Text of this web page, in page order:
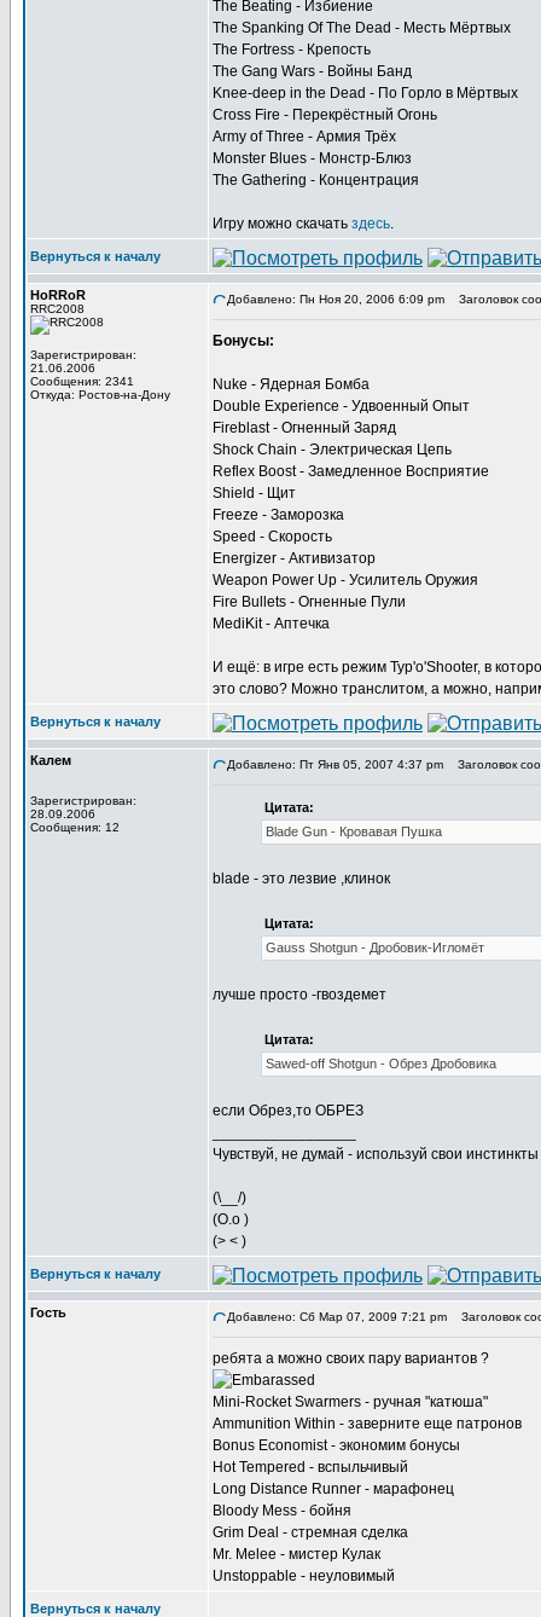
The Beating - Избиение
The Spanking Of The Dead - Месть Мёртвых
The Fortress - Крепость
The Gang Wars - Войны Банд
Knee-deep in the Dead - По Горло в Мёртвых
Cross Fire - Перекрёстный Огонь
Army of Three - Армия Трёх
Monster Blues - Монстр-Блюз
The Gathering - Концентрация
Игру можно скачать здесь.
Вернуться к началу
HoRRoR
RRC2008
Зарегистрирован:
21.06.2006
Сообщения: 2341
Откуда: Ростов-на-Дону
Добавлено: Пн Ноя 20, 2006 6:09 pm Заголовок
Бонусы:
Nuke - Ядерная Бомба
Double Experience - Удвоенный Опыт
Fireblast - Огненный Заряд
Shock Chain - Электрическая Цепь
Reflex Boost - Замедленное Восприятие
Shield - Щит
Freeze - Заморозка
Speed - Скорость
Energizer - Активизатор
Weapon Power Up - Усилитель Оружия
Fire Bullets - Огненные Пули
MediKit - Аптечка
И ещё: в игре есть режим Typ'o'Shooter, в
это слово? Можно транслитом, а можно,
Вернуться к началу
Калем
Зарегистрирован:
28.09.2006
Сообщения: 12
Добавлено: Пт Янв 05, 2007 4:37 pm Заголовок
Цитата:
Blade Gun - Кровавая Пушка
blade - это лезвие ,клинок
Цитата:
Gauss Shotgun - Дробовик-Игломёт
лучше просто -гвоздемет
Цитата:
Sawed-off Shotgun - Обрез Дробовика
если Обрез,то ОБРЕЗ
Чувствуй, не думай - используй свои инстинкты
(\__/)
(O.o )
(> < )
Вернуться к началу
Гость Добавлено: Сб Мар 07, 2009 7:21 pm Заголовок
ребята а можно своих пару вариантов ?
Mini-Rocket Swarmers - ручная "катюша"
Ammunition Within - заверните еще патронов
Bonus Economist - экономим бонусы
Hot Tempered - вспыльчивый
Long Distance Runner - марафонец
Bloody Mess - бойня
Grim Deal - стремная сделка
Mr. Melee - мистер Кулак
Unstoppable - неуловимый
Вернуться к началу